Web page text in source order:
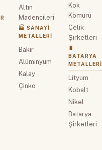
Altın
Madencileri
🏭 SANAYI
METALLERI
Bakır
Alüminyum
Kalay
Çinko
Kok
Kömürü
Çelik
Şirketleri
🔋
BATARYA
METALLERI
Lityum
Kobalt
Nikel
Batarya
Şirketleri